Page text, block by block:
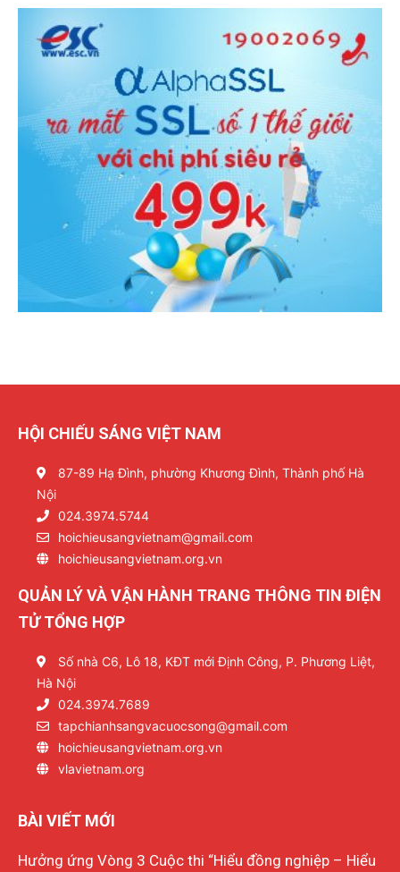
HỘI CHIẾU SÁNG VIỆT NAM
87-89 Hạ Đình, phường Khương Đình, Thành phố Hà
Nội
024.3974.5744
hoichieusangvietnam@gmail.com
hoichieusangvietnam.org.vn
QUẢN LÝ VÀ VẬN HÀNH TRANG THÔNG TIN ĐIỆN
TỬ TỔNG HỢP
Số nhà C6, Lô 18, KĐT mới Định Công, P. Phương Liệt,
Hà Nội
024.3974.7689
tapchianhsangvacuocsong@gmail.com
hoichieusangvietnam.org.vn
vlavietnam.org
BÀI VIẾT MỚI
Hưởng ứng Vòng 3 Cuộc thi “Hiểu đồng nghiệp – Hiểu